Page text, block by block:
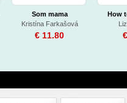
Som mama
Kristína Farkašová
€ 11.80
How